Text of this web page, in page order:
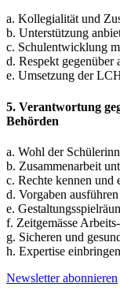
a. Kollegialität und
b. Unterstützung
c. Schulentwicklung
d. Respekt gegenüber
e. Umsetzung der
5. Verantwortung
Behörden
a. Wohl der
b. Zusammenarbeit
c. Rechte kennen und
d. Vorgaben ausführen
e.
f. Zeitgemässe
g. Sicheren und
h. Expertise einbringen
Newsletter abonnieren